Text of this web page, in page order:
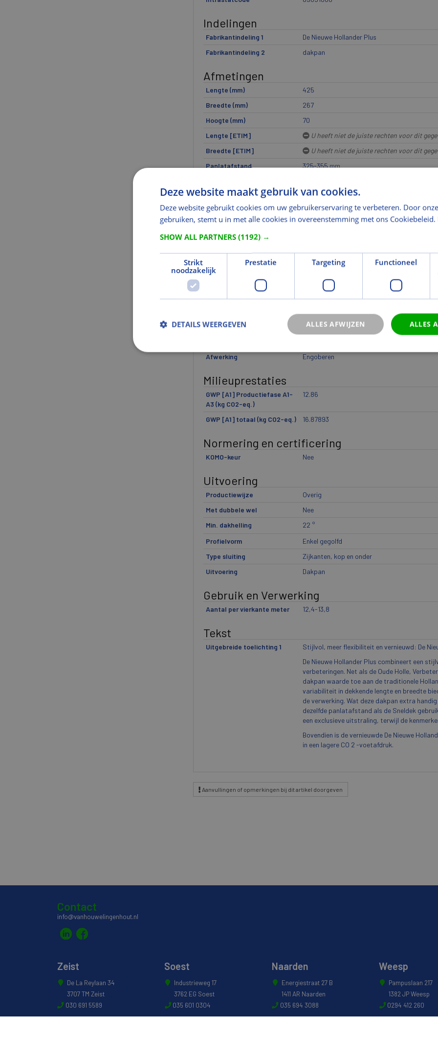
Indelingen
Fabrikantindeling 1
De Nieuwe Hollander Plus
Fabrikantindeling 2
dakpan
Afmetingen
Lengte (mm)
425
Breedte (mm)
267
Hoogte (mm)
70
Lengte [ETIM]
U heeft niet de juiste rechten voor dit
Breedte [ETIM]
U heeft niet de juiste rechten voor dit
Panlatafstand
325-355mm
Gewicht
Gewicht (kg)
3,86
Gewicht eenheid
st
Gewicht
Materiaal
Materiaal
Hele dakpan
Kleur en Oppervlak
Kleur
Rustiek
Afwerking
Engoberen
Milieuprestaties
GWP [A1] Productiefase A1-
A3 (kg CO2-eq.)
12.86
GWP [A1] totaal (kg CO2-eq.) 16.87893
Normering en certificering
KOMO-keur Nee
Uitvoering
Productiewijze
Overig
Met dubbele wel
Nee
Min. dakhelling
22 °
Profielvorm
Enkel gegolfd
Type sluiting
Zijkanten, kop en onder
Uitvoering
Dakpan
Gebruik en Verwerking
Aantal per vierkante meter 12,4-13,8
Tekst
Uitgebreide toelichting 1
Stijlvol, meer flexibiliteit en vernieuwd: De
De Nieuwe Hollander Plus combineert een
verbeteringen. Net als de Oude Holle,
dakpan waarde toe aan de traditionele
variabiliteit in dekkende lengte en breedte
de verwerking. Wat deze dakpan extra
dezelfde panlatafstand als de Sneldek
een exclusieve uitstraling, terwijl de
Bovendien is de vernieuwde De Nieuwe
in een lagere CO 2 -voetafdruk.
Aanvullingen of opmerkingen bij dit artikel doorgeven
Contact
info@vanhouwelingenhout.nl
Zeist
De La Reylaan 34
3707 TM Zeist
030 691 5589
Soest
Industrieweg 17
3762 EG Soest
035 601 0304
Naarden
Energiestraat 27 B
1411 AR Naarden
035 694 3088
Weesp
Pampuslaan 217
1382 JP Weesp
0294 412 260
Deze website maakt gebruik van cookies.
Deze website gebruikt cookies om uw gebruikerservaring te verbeteren. Door
gebruiken, stemt u in met alle cookies in overeenstemming met ons Cookiebeleid.
SHOW ALL PARTNERS (1192) →
Strikt
noodzakelijk
Prestatie Targeting Functioneel
ALLES
ALLES AFWIJZEN
DETAILS WEERGEVEN